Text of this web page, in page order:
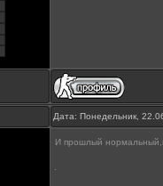
Дата: Понедельник,
И прошлый